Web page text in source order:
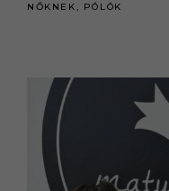
NŐKNEK, PÓLÓK